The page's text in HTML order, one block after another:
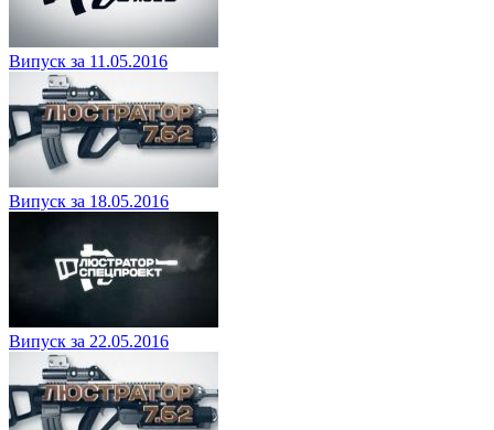
Випуск за 11.05.2016
Випуск за 18.05.2016
Випуск за 22.05.2016